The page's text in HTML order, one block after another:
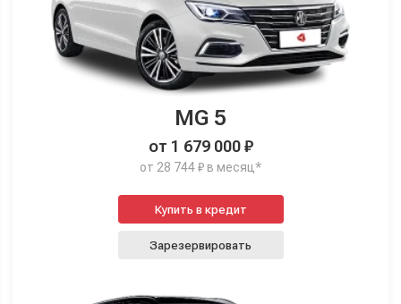
MG 5
от 1 679 000 ₽
от 28 744 ₽ в месяц*
Купить в кредит
Зарезервировать